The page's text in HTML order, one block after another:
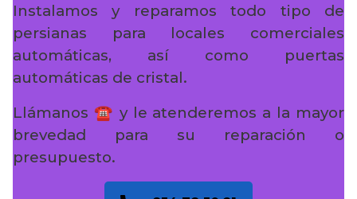
Instalamos y reparamos todo tipo de
persianas para locales comerciales
automáticas, así como puertas
automáticas de cristal.
Llámanos ☎️ y le atenderemos a la mayor
brevedad para su reparación o
presupuesto.